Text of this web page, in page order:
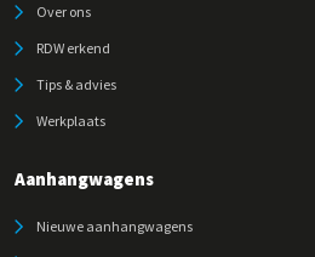
Over ons
RDW erkend
Tips & advies
Werkplaats
Aanhangwagens
Nieuwe aanhangwagens